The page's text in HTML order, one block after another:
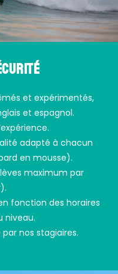
et expérimentés,
et espagnol.
adapté à chacun
en mousse).
maximum par
fonction des horaires
niveau.
nos stagiaires.